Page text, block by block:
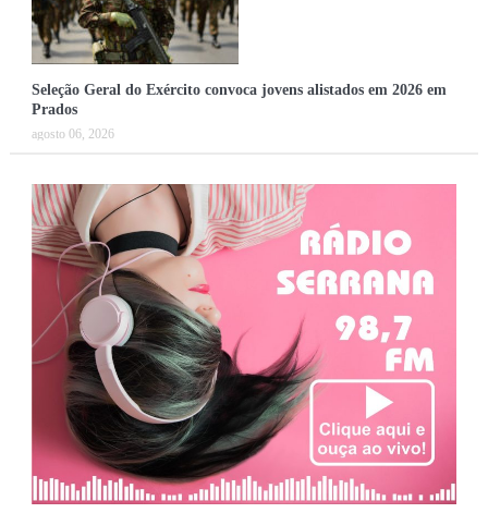
Seleção Geral do Exército convoca jovens alistados em 2026 em
Prados
agosto 06, 2026